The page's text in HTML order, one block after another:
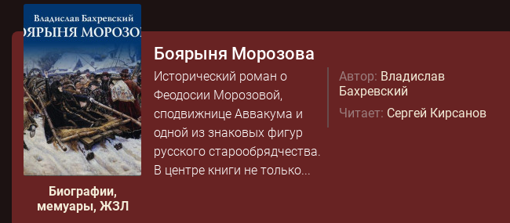
Биографии,
мемуары, ЖЗЛ
Боярыня Морозова
Автор: Владислав
Бахревский
Читает: Сергей Кирсанов
Исторический роман о
Феодосии Морозовой,
сподвижнице Аввакума и
одной из знаковых фигур
русского старообрядчества.
В центре книги не только...